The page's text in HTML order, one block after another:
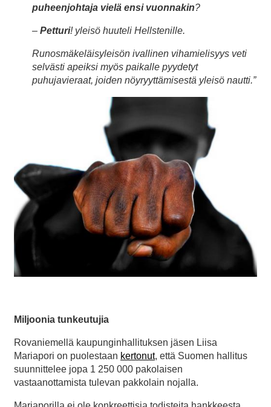
puheenjohtaja vielä ensi vuonnakin?
– Petturi! yleisö huuteli Hellstenille.
Runosmäkeläisyleisön ivallinen vihamielisyys veti
selvästi apeiksi myös paikalle pyydetyt
puhujavieraat, joiden nöyryyttämisestä yleisö nautti.”
Miljoonia tunkeutujia
Rovaniemellä kaupunginhallituksen jäsen Liisa
Mariapori on puolestaan kertonut, että Suomen hallitus
suunnittelee jopa 1 250 000 pakolaisen
vastaanottamista tulevan pakkolain nojalla.